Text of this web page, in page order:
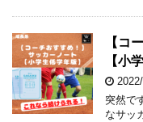
【コ
【小
突然で
なサッ